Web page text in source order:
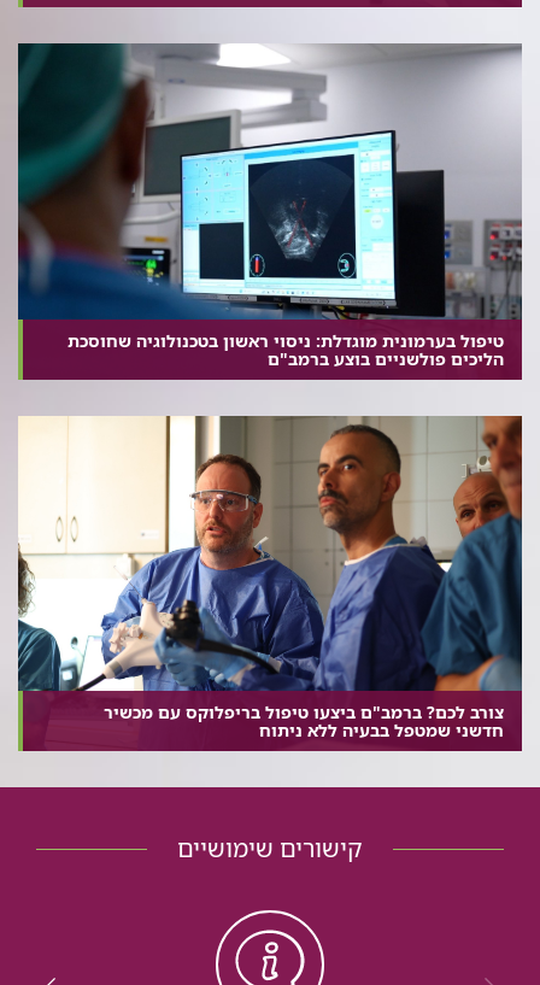
טיפול בערמונית מוגדלת: ניסוי ראשון בטכנולוגיה שחוסכת
הליכים פולשניים בוצע ברמב"ם
צורב לכם? ברמב"ם ביצעו טיפול בריפלוקס עם מכשיר
חדשני שמטפל בבעיה ללא ניתוח
קישורים שימושיים